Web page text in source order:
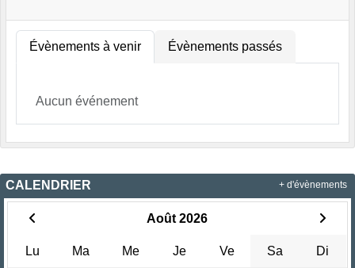
Évènements à venir Évènements passés
Aucun événement
CALENDRIER
Août 2026
Lu Ma Me Je Ve Sa Di
+ d'évènements